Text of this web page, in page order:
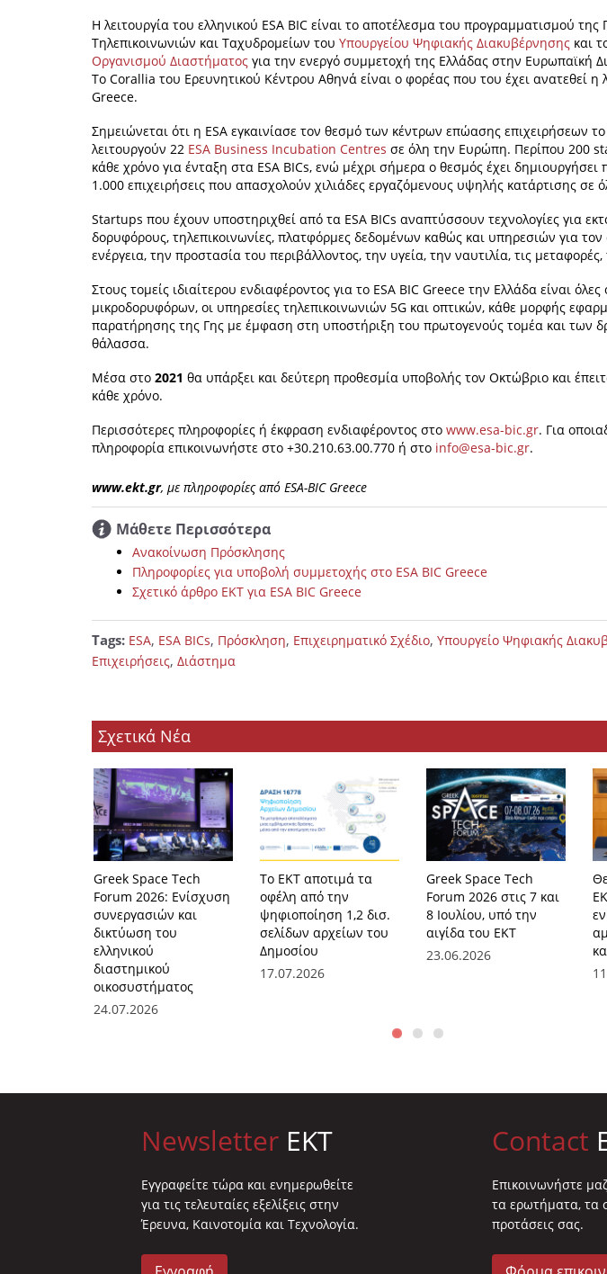
Η λειτουργία του ελληνικού ESA BIC είναι το αποτέλεσμα του προγραμματισμού της
Τηλεπικοινωνιών και Ταχυδρομείων του Υπουργείου Ψηφιακής Διακυβέρνησης και
Οργανισμού Διαστήματος για την ενεργό συμμετοχή της Ελλάδας στην Ευρωπαϊκή
To Corallia του Ερευνητικού Κέντρου Αθηνά είναι ο φορέας που του έχει ανατεθεί η
Greece.
Σημειώνεται ότι η ESA εγκαινίασε τον θεσμό των κέντρων επώασης επιχειρήσεων
λειτουργούν 22 ESA Business Incubation Centres σε όλη την Ευρώπη. Περίπου 200
κάθε χρόνο για ένταξη στα ESA BICs, ενώ μέχρι σήμερα ο θεσμός έχει δημιουργήσει
1.000 επιχειρήσεις που απασχολούν χιλιάδες εργαζόμενους υψηλής κατάρτισης σε
Startups που έχουν υποστηριχθεί από τα ESA BICs αναπτύσσουν τεχνολογίες για
δορυφόρους, τηλεπικοινωνίες, πλατφόρμες δεδομένων καθώς και υπηρεσιών για τον
ενέργεια, την προστασία του περιβάλλοντος, την υγεία, την ναυτιλία, τις
Στους τομείς ιδιαίτερου ενδιαφέροντος για το ESA BIC Greece την Ελλάδα είναι όλες
μικροδορυφόρων, οι υπηρεσίες τηλεπικοινωνιών 5G και οπτικών, κάθε μορφής
παρατήρησης της Γης με έμφαση στη υποστήριξη του πρωτογενούς τομέα και των
θάλασσα.
Μέσα στο 2021 θα υπάρξει και δεύτερη προθεσμία υποβολής τον Οκτώβριο και
κάθε χρόνο.
Περισσότερες πληροφορίες ή έκφραση ενδιαφέροντος στο www.esa-bic.gr. Για
πληροφορία επικοινωνήστε στο +30.210.63.00.770 ή στο info@esa-bic.gr.
www.ekt.gr, με πληροφορίες από ESA-BIC Greece
Μάθετε Περισσότερα
Ανακοίνωση Πρόσκλησης
Πληροφορίες για υποβολή συμμετοχής στο ESA BIC Greece
Σχετικό άρθρο ΕΚΤ για ESA BIC Greece
Tags: ESA, ESA BICs, Πρόσκληση, Επιχειρηματικό Σχέδιο, Υπουργείο Ψηφιακής
Επιχειρήσεις, Διάστημα
Σχετικά Νέα
Greek Space Tech
Forum 2026: Eνίσχυση
συνεργασιών και
δικτύωση του
ελληνικού
διαστημικού
οικοσυστήματος
24.07.2026
Το ΕΚΤ αποτιμά τα
οφέλη από την
ψηφιοποίηση 1,2 δισ.
σελίδων αρχείων του
Δημοσίου
17.07.2026
Greek Space Tech
Forum 2026 στις 7 και
8 Ιουλίου, υπό την
αιγίδα του ΕΚΤ
23.06.2026
Newsletter EKT
Eγγραφείτε τώρα και ενημερωθείτε
για τις τελευταίες εξελίξεις στην
Έρευνα, Καινοτομία και Τεχνολογία.
Contact
Επικοινωνήστε
τα ερωτήματα, τα
προτάσεις σας.